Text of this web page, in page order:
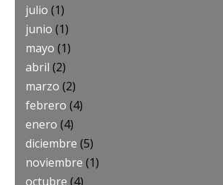
julio (1)
junio (1)
mayo (1)
abril (2)
marzo (2)
febrero (4)
enero (4)
diciembre (5)
noviembre (1)
octubre (4)